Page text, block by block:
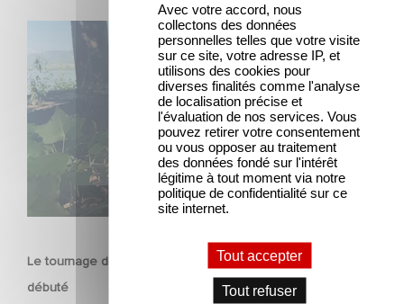
SÉRIE
Le tournage de la mini-série Le Roman de Marceau Miller a
débuté
Le tournage de la mini-série Le Roman de Marceau Miller
a débuté
Avec votre accord, nous
collectons des données
personnelles telles que votre visite
sur ce site, votre adresse IP, et
utilisons des cookies pour
diverses finalités comme l'analyse
de localisation précise et
l'évaluation de nos services. Vous
pouvez retirer votre consentement
ou vous opposer au traitement
des données fondé sur l'intérêt
légitime à tout moment via notre
politique de confidentialité sur ce
site internet.
Tout accepter
Tout refuser